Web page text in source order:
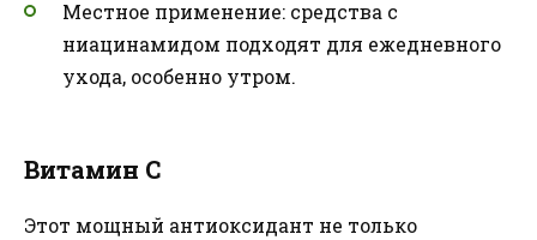
Местное применение: средства с
ниацинамидом подходят для ежедневного
ухода, особенно утром.
Витамин С
Этот мощный антиоксидант не только